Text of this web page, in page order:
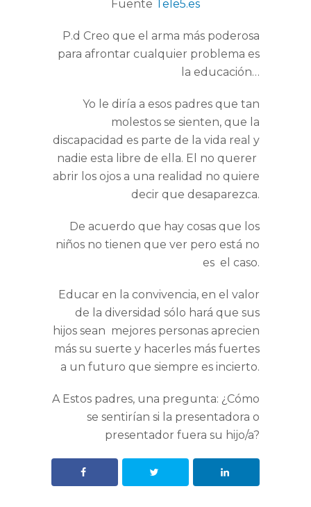
Fuente Tele5.es
P.d Creo que el arma más poderosa
para afrontar cualquier problema es
la educación…
Yo le diría a esos padres que tan
molestos se sienten, que la
discapacidad es parte de la vida real y
nadie esta libre de ella. El no querer
abrir los ojos a una realidad no quiere
decir que desaparezca.
De acuerdo que hay cosas que los
niños no tienen que ver pero está no
es el caso.
Educar en la convivencia, en el valor
de la diversidad sólo hará que sus
hijos sean mejores personas aprecien
más su suerte y hacerles más fuertes
a un futuro que siempre es incierto.
A Estos padres, una pregunta: ¿Cómo
se sentirían si la presentadora o
presentador fuera su hijo/a?